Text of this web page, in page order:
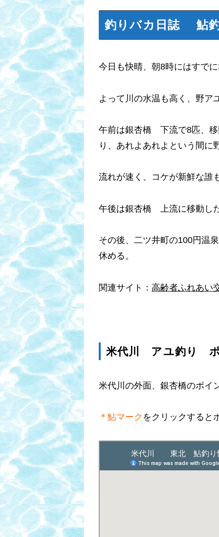
釣りバカ日誌 鮎
今日も快晴、朝8時にはすで
よって川の水温も高く、野ア
午前は銀杏橋 下流で8匹、移
り、あれよあれよという間に
流れが速く、コケが新鮮な誰
午後は銀杏橋 上流に移動し
その後、二ツ井町の100円温
休める。
関連サイト： 高齢者ふれあい
米代川 アユ釣り
米代川の外面、銀杏橋のポイ
＊鮎マーク をクリックすると